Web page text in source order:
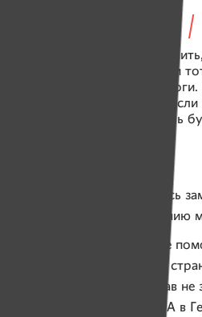
Я не хочу никого
профессора вынесли
и гомельские
«Вы извините, но даже
равно опухоль
По мнению Жени, Беларусь
западной Европы по лечению
— Препарат, который мне
сертифицирован в нашей
известно, сейчас Минздрав не
на отсутствие финансов. А в